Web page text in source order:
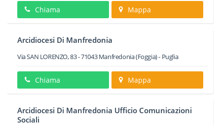
Chiama Mappa
Arcidiocesi Di Manfredonia
Via SAN LORENZO, 83-71043 Manfredonia(Foggia) - Puglia
Chiama Mappa
Arcidiocesi Di Manfredonia Ufficio Comunicazioni
Sociali